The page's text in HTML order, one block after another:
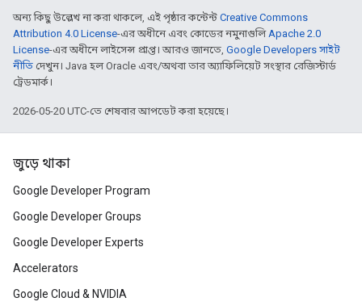
অন্য কিছু উল্লেখ না করা থাকলে, এই পৃষ্ঠার কন্টেন্ট Creative Commons
Attribution 4.0 License-এর অধীনে এবং কোডের নমুনাগুলিApache 2.0
License-এর অধীনে লাইসেন্স প্রাপ্ত। আরও জানতে, Google Developers সাইট
নীতি দেখুন। Java হল Oracle এবং/অথবা তার অ্যাফিলিয়েট সংস্থার রেজিস্টার্ড
ট্রেডমার্ক।
2026-05-20 UTC-তে শেষবার আপডেট করা হয়েছে।
জুড়ে থাকা
Google Developer Program
Google Developer Groups
Google Developer Experts
Accelerators
Google Cloud & NVIDIA